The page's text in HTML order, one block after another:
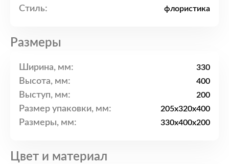
Стиль: флористика
Размеры
Ширина, мм: 330
Высота, мм: 400
Выступ, мм: 200
Размер упаковки, мм: 205x320x400
Размеры, мм: 330x400x200
Цвет и материал